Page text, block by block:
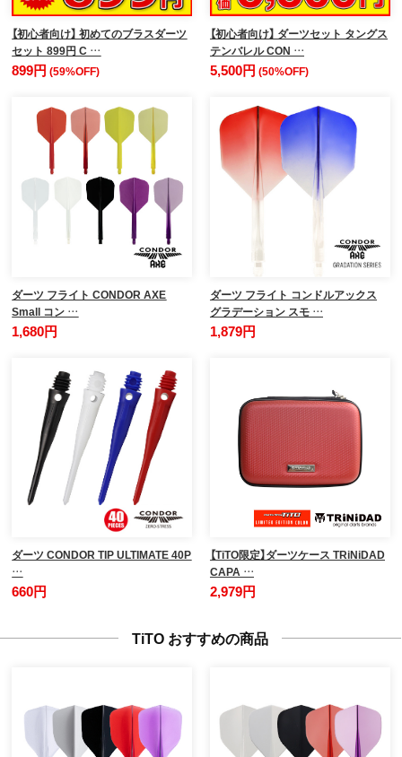
【初心者向け】 初めてのブラスダーツ
セット 899円 C …
899円(59%OFF)
【初心者向け】 ダーツセット タングス
テンバレル CON …
5,500円 (50%OFF)
ダーツ フライト CONDOR AXE
Small コン …
1,680円
ダーツ フライト コンドルアックス
グラデーション スモ …
1,879円
ダーツ CONDOR TIP ULTIMATE 40P
…
660円
【TiTO限定】ダーツケース TRiNiDAD
CAPA …
2,979円
TiTO おすすめの商品